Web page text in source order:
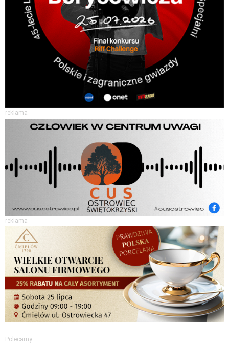
reklama
reklama
Polecamy